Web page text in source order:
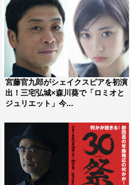
宮藤官九郎がシェイクスピアを初演
出！三宅弘城×森川葵で「ロミオと
ジュリエット」今...